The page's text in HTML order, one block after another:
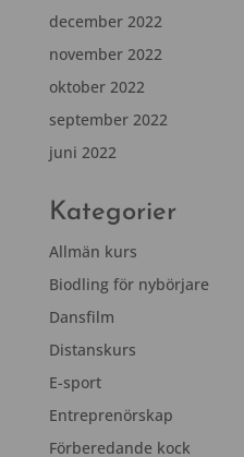
december 2022
november 2022
oktober 2022
september 2022
juni 2022
Kategorier
Allmän kurs
Biodling för nybörjare
Dansfilm
Distanskurs
E-sport
Entreprenörskap
Förberedande kock